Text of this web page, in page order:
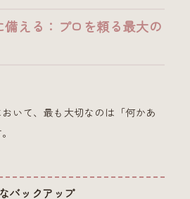
備える：プロを頼る最大の
いて、最も大切なのは「何かあ
バックアップ